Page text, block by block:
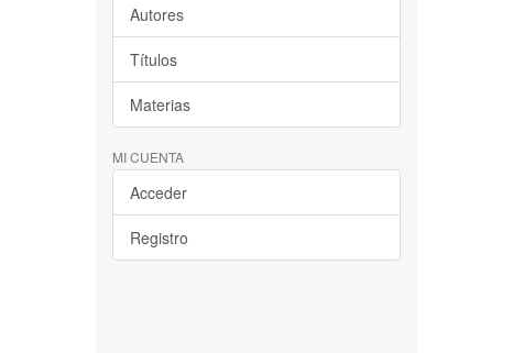
Autores
Títulos
Materias
MI CUENTA
Acceder
Registro